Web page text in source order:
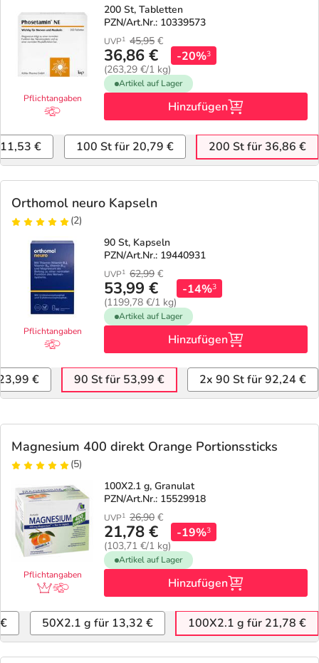
Pflichtangaben
200 St, Tabletten
PZN/Art.Nr.: 10339573
UVP1 45,95 €
36,86 €
(263,29 €/1 kg)
-20%3
Artikel auf Lager
Hinzufügen
€ 100 St für 20,79 € 200 St für 36,86 €
Orthomol neuro Kapseln
(2)
Pflichtangaben
90 St, Kapseln
PZN/Art.Nr.: 19440931
UVP1 62,99 €
53,99 €
(1199,78 €/1 kg)
-14%3
Artikel auf Lager
Hinzufügen
€ 90 St für 53,99 € 2x 90 St für 92,24 €
Magnesium 400 direkt Orange Portionssticks
(5)
Pflichtangaben
100X2.1 g, Granulat
PZN/Art.Nr.: 15529918
UVP1 26,90 €
21,78 €
(103,71 €/1 kg)
-19%3
Artikel auf Lager
Hinzufügen
50X2.1 g für 13,32 € 100X2.1 g für 21,78 €